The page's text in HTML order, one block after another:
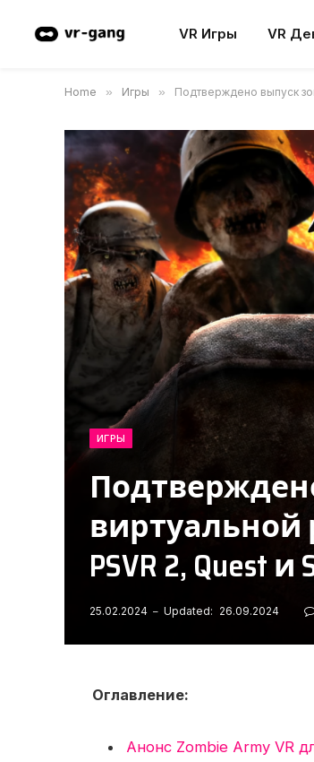
VR Игры VR
Home » Игры » Подтверждено выпуск
ИГРЫ
виртуальной
PSVR 2, Quest и
25.02.2024 Updated: 26.09.2024
Оглавление:
Анонс Zombie Army VR